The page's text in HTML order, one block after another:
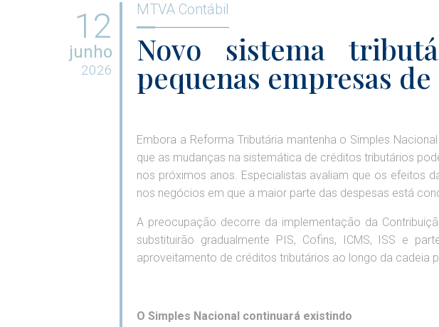
12
junho
2026
MTVA Contábil
Novo sistema
pequenas empresas
Embora a Reforma Tributária mantenha o Simples
que as mudanças na sistemática de créditos tributários
nos próximos anos. Especialistas avaliam que os efeitos
nos negócios em que a maior parte das despesas está
A preocupação decorre da implementação da
substituirão gradualmente PIS, Cofins, ICMS, ISS e
aproveitamento de créditos tributários ao longo da cadeia
O Simples Nacional continuará existindo